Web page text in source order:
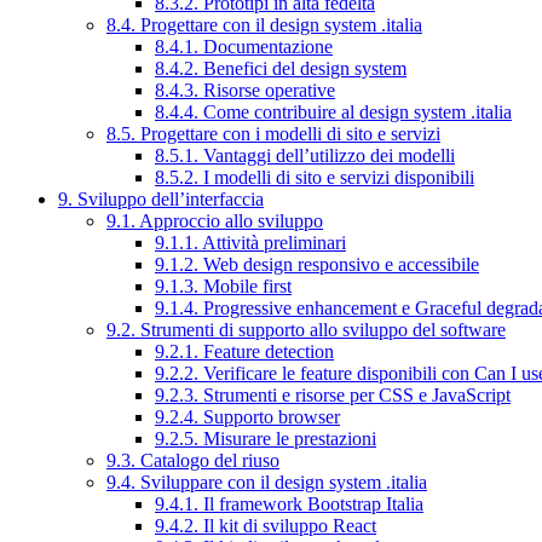
8.4. Progettare con il design system .italia
8.4.1. Documentazione
8.4.2. Benefici del design system
8.4.3. Risorse operative
8.4.4. Come contribuire al design system .italia
8.5. Progettare con i modelli di sito e servizi
8.5.1. Vantaggi dell’utilizzo dei modelli
8.5.2. I modelli di sito e servizi disponibili
9. Sviluppo dell’interfaccia
9.1. Approccio allo sviluppo
9.1.1. Attività preliminari
9.1.2. Web design responsivo e accessibile
9.1.3. Mobile first
9.1.4. Progressive enhancement e Graceful
9.2. Strumenti di supporto allo sviluppo del software
9.2.1. Feature detection
9.2.2. Verificare le feature disponibili con Can I
9.2.3. Strumenti e risorse per CSS e JavaScript
9.2.4. Supporto browser
9.2.5. Misurare le prestazioni
9.3. Catalogo del riuso
9.4. Sviluppare con il design system .italia
9.4.1. Il framework Bootstrap Italia
9.4.2. Il kit di sviluppo React